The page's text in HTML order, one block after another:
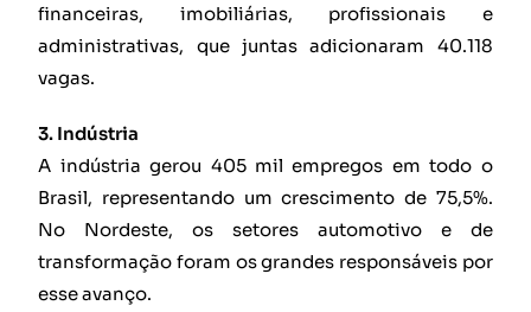
financeiras, imobiliárias, profissionais e
administrativas, que juntas adicionaram 40.118
vagas.
3. Indústria
A indústria gerou 405 mil empregos em todo o
Brasil, representando um crescimento de 75,5%.
No Nordeste, os setores automotivo e de
transformação foram os grandes responsáveis por
esse avanço.